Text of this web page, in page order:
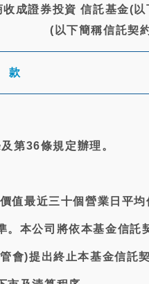
成證券投資 信託基金(
(以下簡稱信託契
款
第36條規定辦理。
值最近三十個營業日平
。本公司將依本基金信託
會)提出終止本基金信託